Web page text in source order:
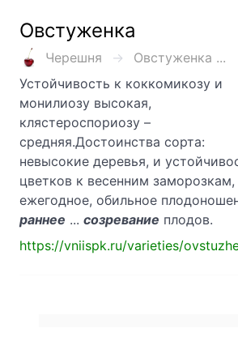
Овстуженка
Черешня
Овстуженка ...
Устойчивость к коккомикозу и
монилиозу высокая,
клястероспориозу –
средняя.Достоинства сорта:
невысокие деревья, и
цветков к весенним заморозкам,
ежегодное, обильное
раннее ... созревание плодов.
https://vniispk.ru/varieties/